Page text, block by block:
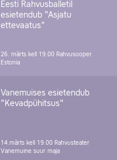
Eesti Rahvusballetil
esietendub "Asjatu
ettevaatus"
26. märts kell 19.00 Rahvusooper
Estonia
Vanemuises esietendub
"Kevadpühitsus"
14.märts kell 19.00 Rahvusteater
Vanemuine suur maja